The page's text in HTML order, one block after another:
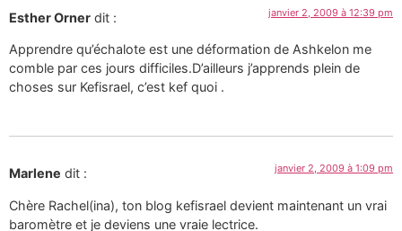
Esther Orner dit : janvier 2, 2009 à 12:39 pm
Apprendre qu’échalote est une déformation de Ashkelon me
comble par ces jours difficiles.D’ailleurs j’apprends plein de
choses sur Kefisrael, c’est kef quoi .
Marlene dit : janvier 2, 2009 à 1:09 pm
Chère Rachel(ina), ton blog kefisrael devient maintenant un vrai
baromètre et je deviens une vraie lectrice.